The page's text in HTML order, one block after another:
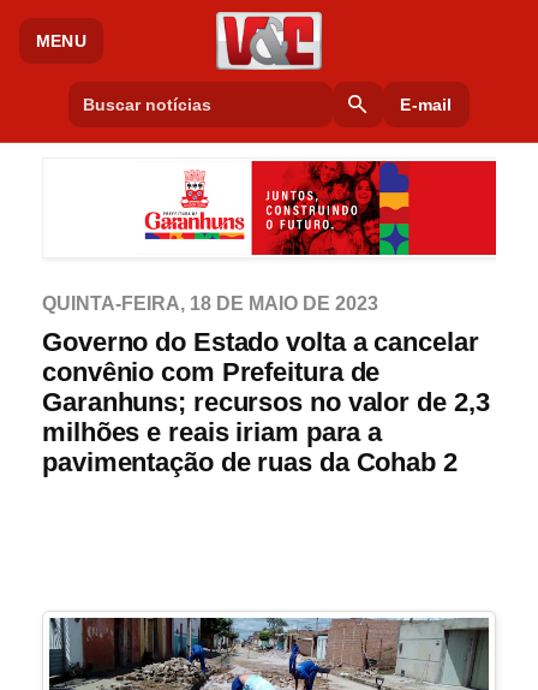
MENU
search E-mail
QUINTA-FEIRA, 18 DE MAIO DE 2023
Governo do Estado volta a cancelar
convênio com Prefeitura de
Garanhuns; recursos no valor de 2,3
milhões e reais iriam para a
pavimentação de ruas da Cohab 2